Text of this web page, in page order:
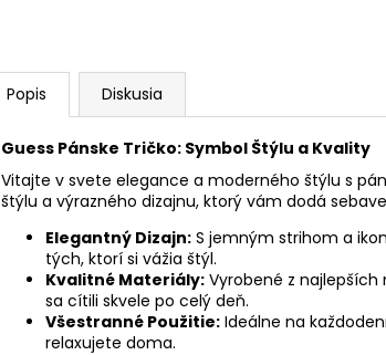
Popis Diskusia
Guess Pánske Tričko: Symbol Štýlu a Kvality
Vitajte v svete elegance a moderného štýlu s
štýlu a výrazného dizajnu, ktorý vám dodá
Elegantný Dizajn: S jemným strihom a
tých, ktorí si vážia štýl.
Kvalitné Materiály: Vyrobené z
sa cítili skvele po celý deň.
Všestranné Použitie: Ideálne na
relaxujete doma.